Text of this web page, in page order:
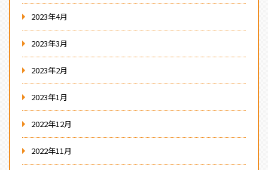
2023年4月
2023年3月
2023年2月
2023年1月
2022年12月
2022年11月